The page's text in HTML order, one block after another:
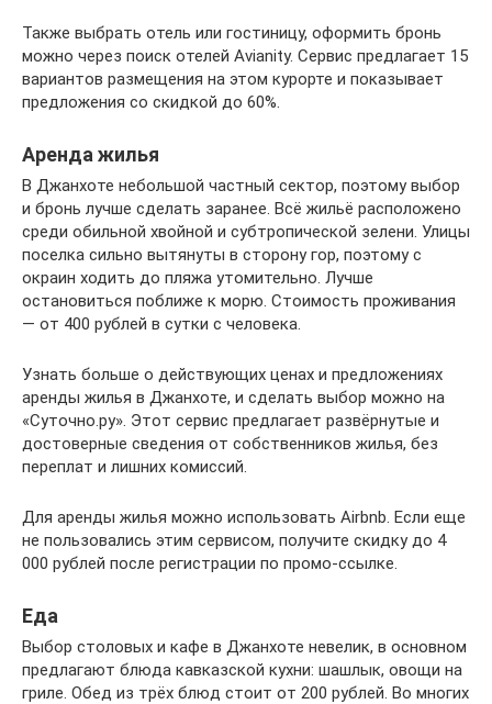
Также выбрать отель или гостиницу, оформить бронь
можно через поиск отелей Avianity. Сервис предлагает 15
вариантов размещения на этом курорте и показывает
предложения со скидкой до 60%.
Аренда жилья
В Джанхоте небольшой частный сектор, поэтому выбор
и бронь лучше сделать заранее. Всё жильё расположено
среди обильной хвойной и субтропической зелени. Улицы
поселка сильно вытянуты в сторону гор, поэтому с
окраин ходить до пляжа утомительно. Лучше
остановиться поближе к морю. Стоимость проживания
— от 400 рублей в сутки с человека.
Узнать больше о действующих ценах и предложениях
аренды жилья в Джанхоте, и сделать выбор можно на
«Суточно.ру». Этот сервис предлагает развёрнутые и
достоверные сведения от собственников жилья, без
переплат и лишних комиссий.
Для аренды жилья можно использовать Airbnb. Если еще
не пользовались этим сервисом, получите скидку до 4
000 рублей после регистрации по промо-ссылке.
Еда
Выбор столовых и кафе в Джанхоте невелик, в основном
предлагают блюда кавказской кухни: шашлык, овощи на
гриле. Обед из трёх блюд стоит от 200 рублей. Во многих